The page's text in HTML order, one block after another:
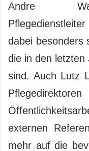
Andre
dabei besonders
die in den letzten
sind. Auch Lutz
externen
mehr auf die